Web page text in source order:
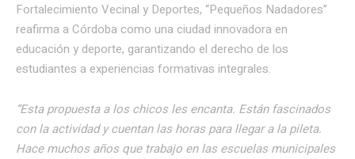
Fortalecimiento Vecinal y Deportes, “Pequeños Nadadores”
reafirma a Córdoba como una ciudad innovadora en
educación y deporte, garantizando el derecho de los
estudiantes a experiencias formativas integrales.
“Esta propuesta a los chicos les encanta. Están fascinados
con la actividad y cuentan las horas para llegar a la pileta.
Hace muchos años que trabajo en las escuelas municipales